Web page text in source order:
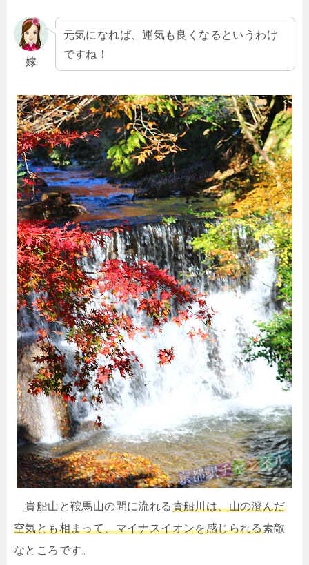
嫁
元気になれば、運気も良くなるというわけ
ですね！
貴船山と鞍馬山の間に流れる貴船川は、山の澄んだ
空気とも相まって、マイナスイオンを感じられる素敵
なところです。